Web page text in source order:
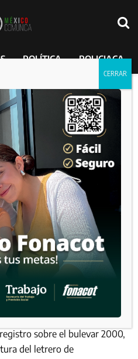
POLÍTICA POLICIACA
tras volcadura en
08
sobre el bulevar 2000,
del letrero de